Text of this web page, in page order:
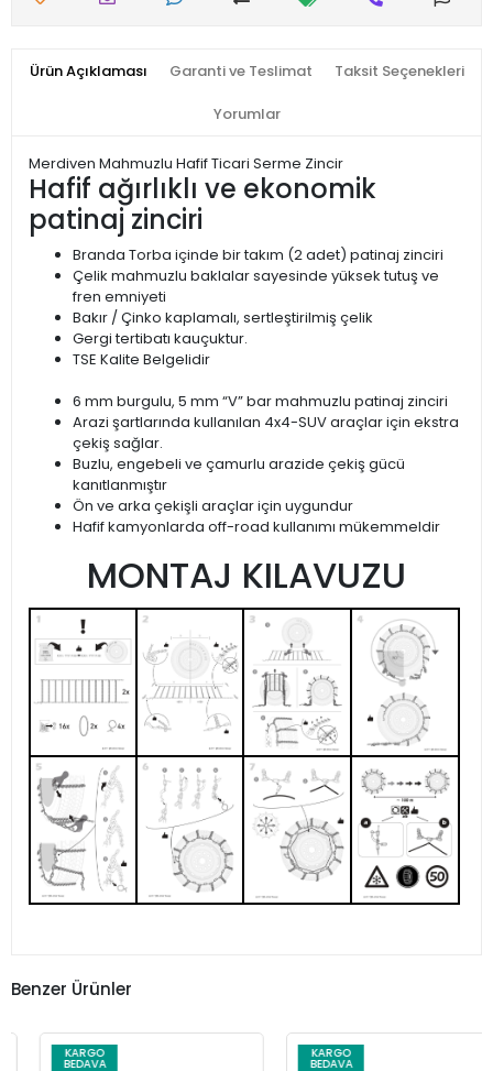
Ürün Açıklaması Garanti ve Teslimat Taksit Seçenekleri
Yorumlar
Merdiven Mahmuzlu Hafif Ticari Serme Zincir
Hafif ağırlıklı ve ekonomik
patinaj zinciri
Branda Torba içinde bir takım (2 adet) patinaj zinciri
Çelik mahmuzlu baklalar sayesinde yüksek tutuş ve
fren emniyeti
Bakır / Çinko kaplamalı, sertleştirilmiş çelik
Gergi tertibatı kauçuktur.
TSE Kalite Belgelidir
6 mm burgulu, 5 mm “V” bar mahmuzlu patinaj zinciri
Arazi şartlarında kullanılan 4x4-SUV araçlar için ekstra
çekiş sağlar.
Buzlu, engebeli ve çamurlu arazide çekiş gücü
kanıtlanmıştır
Ön ve arka çekişli araçlar için uygundur
Hafif kamyonlarda off-road kullanımı mükemmeldir
MONTAJ KILAVUZU
Benzer Ürünler
KARGO
BEDAVA
KARGO
BEDAVA